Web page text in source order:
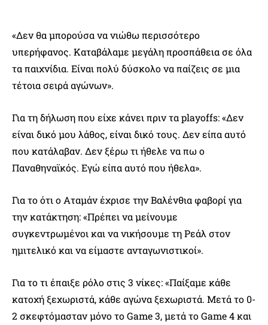
«Δεν θα μπορούσα να νιώθω περισσότερο
υπερήφανος. Καταβάλαμε μεγάλη προσπάθεια σε όλα
τα παιχνίδια. Είναι πολύ δύσκολο να παίζεις σε μια
τέτοια σειρά αγώνων».
Για τη δήλωση που είχε κάνει πριν τα playoffs: «Δεν
είναι δικό μου λάθος, είναι δικό τους. Δεν είπα αυτό
που κατάλαβαν. Δεν ξέρω τι ήθελε να πω ο
Παναθηναϊκός. Εγώ είπα αυτό που ήθελα».
Για το ότι ο Αταμάν έχρισε την Βαλένθια φαβορί για
την κατάκτηση: «Πρέπει να μείνουμε
συγκεντρωμένοι και να νικήσουμε τη Ρεάλ στον
ημιτελικό και να είμαστε ανταγωνιστικοί».
Για το τι έπαιξε ρόλο στις 3 νίκες: «Παίξαμε κάθε
κατοχή ξεχωριστά, κάθε αγώνα ξεχωριστά. Μετά το 0-
2 σκεφτόμασταν μόνο το Game 3, μετά το Game 4 και